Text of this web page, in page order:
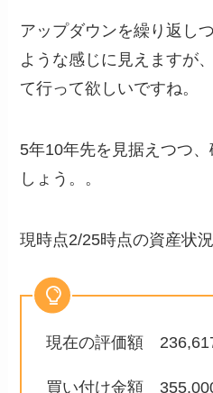
アップダウンを繰り返し
ような感じに見えますが
て行って欲しいですね。
5年10年先を見据えつつ
しょう。。
現時点2/25時点の資産状
現在の評価額
買い付け金額